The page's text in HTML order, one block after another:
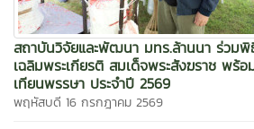
สถาบันวิจัยและพัฒนา มทร.ล้านนา ร่วมพิ
เฉลิมพระเกียรติ สมเด็จพระสังฆราช พร้
เทียนพรรษา ประจำปี 2569
พฤหัสบดี 16 กรกฎาคม 2569